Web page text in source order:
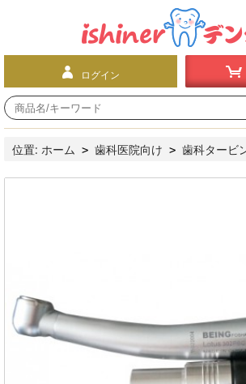
ログイン
位置: ホーム > 歯科医院向け > 歯科タービ